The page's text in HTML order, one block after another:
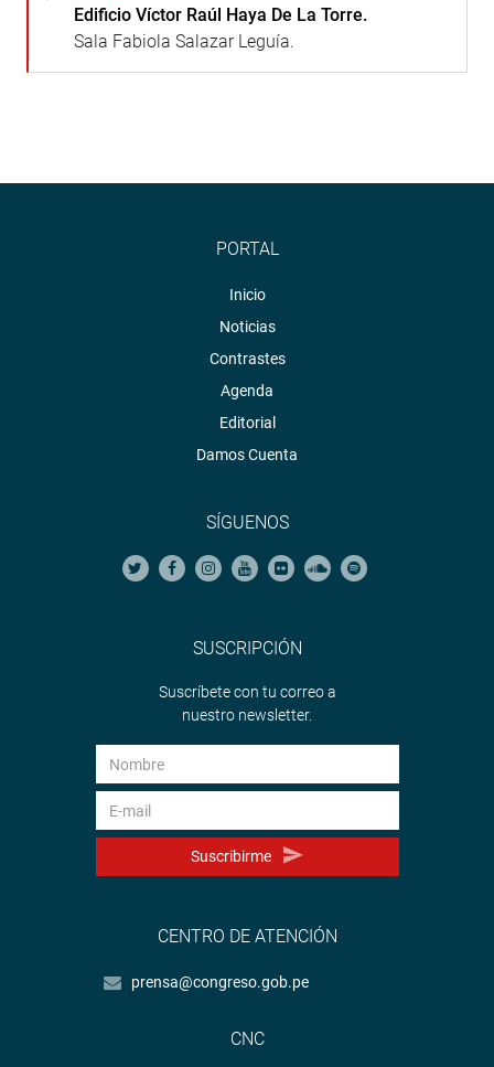
Edificio Víctor Raúl Haya De La Torre.
Sala Fabiola Salazar Leguía.
PORTAL
Inicio
Noticias
Contrastes
Agenda
Editorial
Damos Cuenta
SÍGUENOS
SUSCRIPCIÓN
Suscríbete con tu correo a
nuestro newsletter.
Suscribirme
CENTRO DE ATENCIÓN
prensa@congreso.gob.pe
CNC